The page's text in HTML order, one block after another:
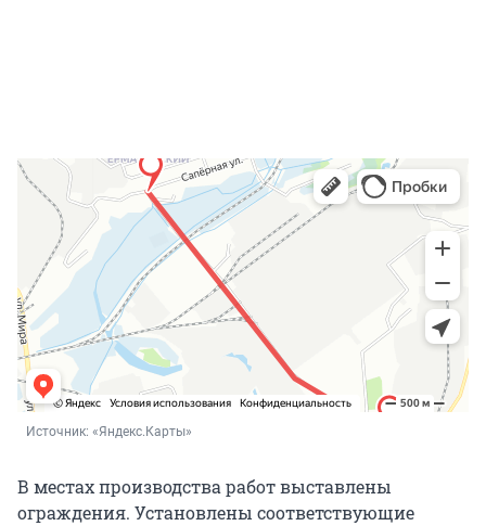
Источник: «Яндекс.Карты»
В местах производства работ выставлены
ограждения. Установлены соответствующие